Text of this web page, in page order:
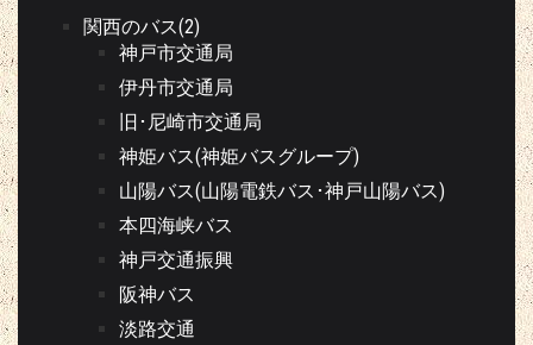
関西のバス(2)
神戸市交通局
伊丹市交通局
旧･尼崎市交通局
神姫バス(神姫バスグループ)
山陽バス(山陽電鉄バス･神戸山陽バス)
本四海峡バス
神戸交通振興
阪神バス
淡路交通